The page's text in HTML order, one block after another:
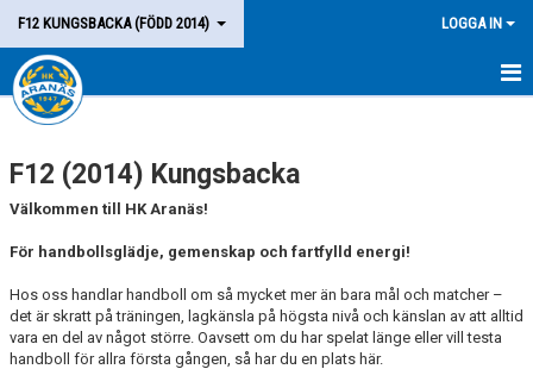
F12 KUNGSBACKA (FÖDD 2014) LOGGA IN
HEM
LAGET
KONTAKT
F12 (2014) Kungsbacka
Välkommen till HK Aranäs!
För handbollsglädje, gemenskap och fartfylld energi!
Hos oss handlar handboll om så mycket mer än bara mål och matcher –
det är skratt på träningen, lagkänsla på högsta nivå och känslan av att alltid
vara en del av något större. Oavsett om du har spelat länge eller vill testa
handboll för allra första gången, så har du en plats här.